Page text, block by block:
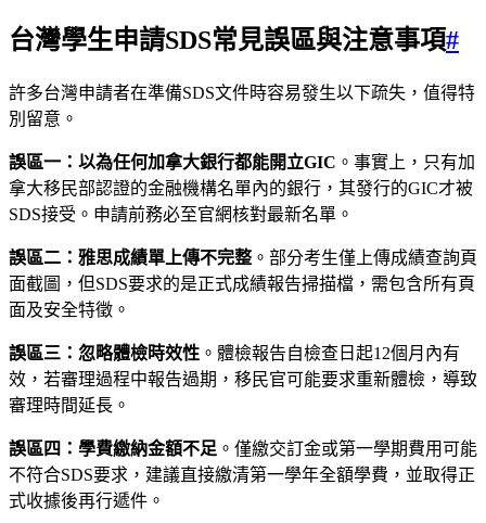
台灣學生申請SDS常見誤區與注意事項#
許多台灣申請者在準備SDS文件時容易發生以下疏失，值得特
別留意。
誤區一：以為任何加拿大銀行都能開立GIC 。事實上，只有加
拿大移民部認證的金融機構名單內的銀行，其發行的GIC才被
SDS接受。申請前務必至官網核對最新名單。
誤區二：雅思成績單上傳不完整 。部分考生僅上傳成績查詢頁
面截圖，但SDS要求的是正式成績報告掃描檔，需包含所有頁
面及安全特徵。
誤區三：忽略體檢時效性 。體檢報告自檢查日起12個月內有
效，若審理過程中報告過期，移民官可能要求重新體檢，導致
審理時間延長。
誤區四：學費繳納金額不足 。僅繳交訂金或第一學期費用可能
不符合SDS要求，建議直接繳清第一學年全額學費，並取得正
式收據後再行遞件。